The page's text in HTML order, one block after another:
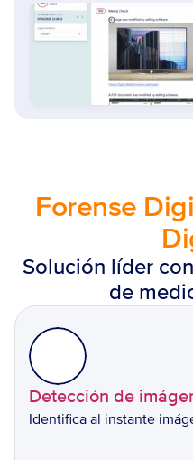
Forense
Solución líder
de
Detección de
Identifica al instante